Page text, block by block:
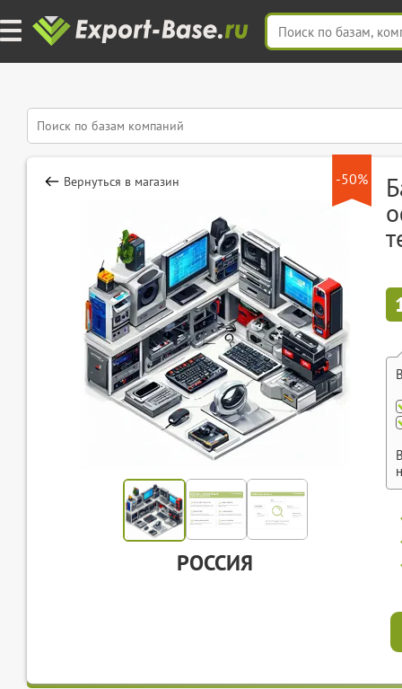
-50%
Вернуться в магазин
РОССИЯ